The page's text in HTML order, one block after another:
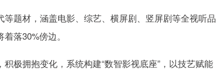
题材，涵盖电影、综艺、横屏剧、竖屏剧等全视听品
落30%傍边。
拥抱变化，系统构建“数智影视底座”，以技艺赋能